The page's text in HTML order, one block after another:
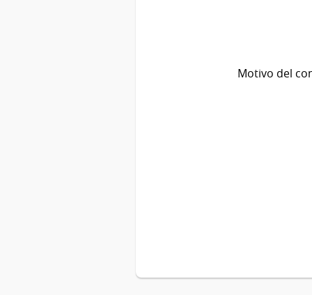
Motivo del